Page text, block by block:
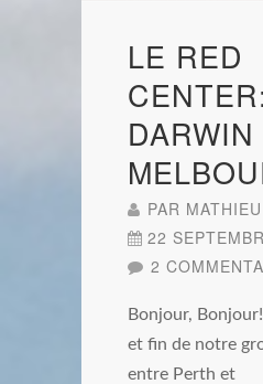
LE RED
PAR MATHIEU
22
2
Bonjour,
et fin de notre
entre Perth et